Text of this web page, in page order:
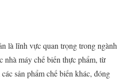
là lĩnh vực quan trọng trong ngành
nhà máy chế biến thực phẩm, từ
sản phẩm chế biến khác, đóng